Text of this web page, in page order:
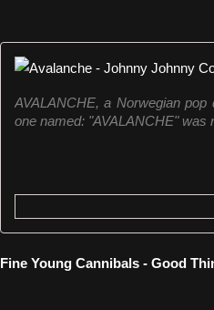
AVALANCHE, a Norwegian
one named: "AVALANCHE" was
Fine Young Cannibals - Good